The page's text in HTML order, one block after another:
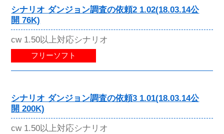
シナリオ ダンジョン調査の依頼2 1.02(18.03.14公
開 76K)
cw 1.50以上対応シナリオ
フリーソフト
シナリオ ダンジョン調査の依頼3 1.01(18.03.14公
開 200K)
cw 1.50以上対応シナリオ